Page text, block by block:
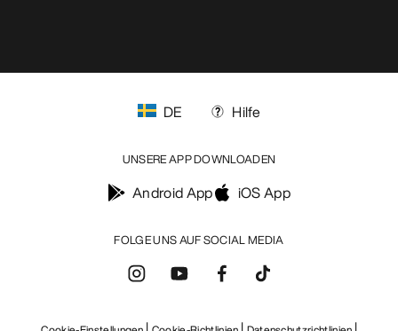
FOLGE UNS AUF SOCIAL MEDIA
DE Hilfe
UNSERE APP DOWNLOADEN
Android App iOS App